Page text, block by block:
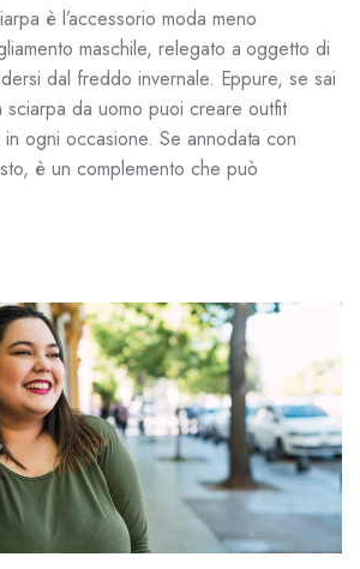
è l’accessorio moda meno
maschile, relegato a oggetto di
dal freddo invernale. Eppure, se sai
sciarpa da uomo puoi creare outfit
ogni occasione. Se annodata con
è un complemento che può